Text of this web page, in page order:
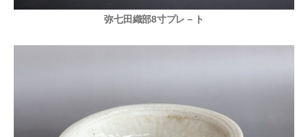
弥七田織部8寸プレ－ト